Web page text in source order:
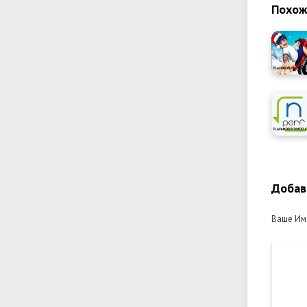
Ваше